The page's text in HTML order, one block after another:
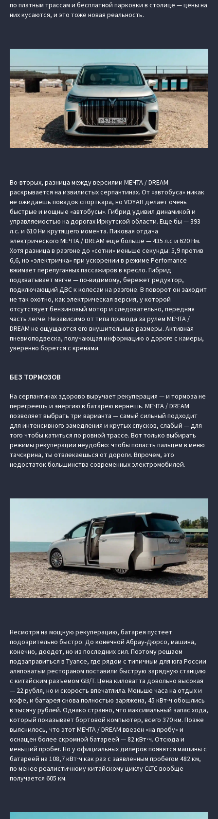
по платным трассам и бесплатной парковки в столице — цены на
них кусаются, и это тоже новая реальность.
Во-вторых, разница между версиями МЕЧТА / DREAM
раскрывается на извилистых серпантинах. От «автобуса» никак
не ожидаешь повадок спорткара, но VOYAH делает очень
быстрые и мощные «автобусы». Гибрид удивил динамикой и
управляемостью на дорогах Иркутской области. Еще бы — 393
л.с. и 610 Нм крутящего момента. Пиковая отдача
электрического МЕЧТА / DREAM еще больше — 435 л.с и 620 Нм.
Хотя разница в разгоне до «сотни» меньше секунды: 5,9 против
6,6, но «электричка» при ускорении в режиме Perfomance
вжимает перепуганных пассажиров в кресло. Гибрид
подхватывает мягче — по-видимому, бережет редуктор,
подключающий ДВС к колесам на разгоне. В поворот он заходит
не так охотно, как электрическая версия, у которой
отсутствует бензиновый мотор и следовательно, передняя
часть легче. Независимо от типа привода за рулем МЕЧТА /
DREAM не ощущаются его внушительные размеры. Активная
пневмоподвеска, получающая информацию о дороге с камеры,
уверенно борется с кренами.
БЕЗ ТОРМОЗОВ
На серпантинах здорово выручает рекуперация — и тормоза не
перегреешь и энергию в батарею вернешь. МЕЧТА / DREAM
позволяет выбрать три варианта — самый сильный подходит
для интенсивного замедления и крутых спусков, слабый — для
того чтобы катиться по ровной трассе. Вот только выбирать
режимы рекуперации неудобно: чтобы попасть пальцем в меню
тачскрина, ты отвлекаешься от дороги. Впрочем, это
недостаток большинства современных электромобилей.
Несмотря на мощную рекуперацию, батарея пустеет
подозрительно быстро. До конечной Абрау-Дюрсо, машина,
конечно, доедет, но из последних сил. Поэтому решаем
подзаправиться в Туапсе, где рядом с типичным для юга России
аляповатым рестораном поставили быструю зарядную станцию
с китайским разъемом GB/T. Цена киловатта довольно высокая
— 22 рубля, но и скорость впечатлила. Меньше часа на отдых и
кофе, и батарея снова полностью заряжена, 45 кВт⋅ч обошлись
в тысячу рублей. Однако странно, что максимальный запас хода,
который показывает бортовой компьютер, всего 370 км. Позже
выяснилось, что этот МЕЧТА / DREAM ввезен «на пробу» и
оснащен более скромной батареей — 82 кВт⋅ч. Отсюда и
меньший пробег. Но у официальных дилеров появятся машины с
батареей на 108,7 кВт⋅ч как раз с заявленным пробегом 482 км,
по менее реалистичному китайскому циклу CLTC вообще
получается 605 км.